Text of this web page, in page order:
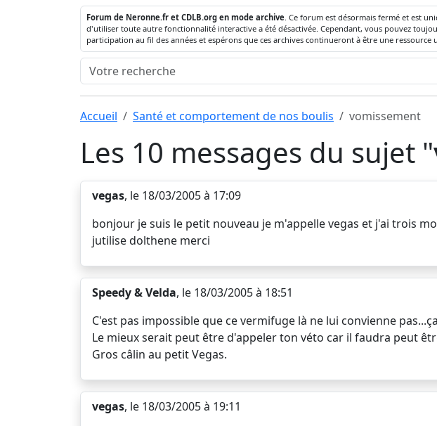
Forum de Neronne.fr et CDLB.org en mode archive. Ce forum est désormais fermé et est
d'utiliser toute autre fonctionnalité interactive a été désactivée. Cependant, vous pouvez
participation au fil des années et espérons que ces archives continueront à être une ressource
Accueil Santé et comportement de nos boulis vomissement
Les 10 messages du sujet "
vegas, le 18/03/2005 à 17:09
bonjour je suis le petit nouveau je m'appelle vegas et j'ai trois
jutilise dolthene merci
Speedy & Velda, le 18/03/2005 à 18:51
C'est pas impossible que ce vermifuge là ne lui convienne
Le mieux serait peut être d'appeler ton véto car il faudra peut
Gros câlin au petit Vegas.
vegas, le 18/03/2005 à 19:11